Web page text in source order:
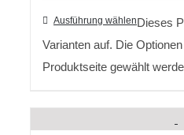
Ausführung wählenDieses
Varianten auf. Die
Produktseite gewählt